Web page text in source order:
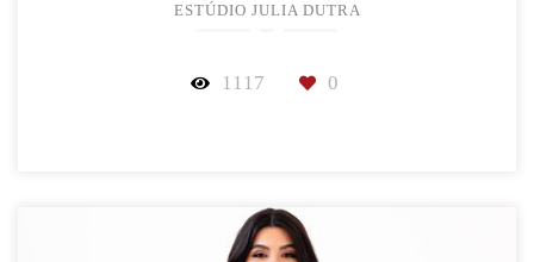
ESTÚDIO JULIA DUTRA
1117 0